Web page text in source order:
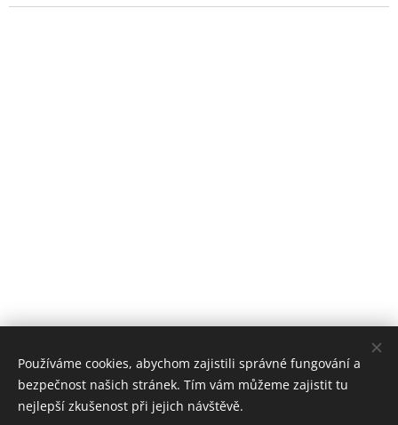
Používáme cookies, abychom zajistili správné fungování a
bezpečnost našich stránek. Tím vám můžeme zajistit tu
nejlepší zkušenost při jejich návštěvě.